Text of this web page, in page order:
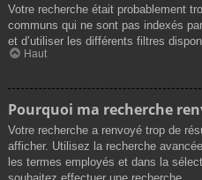
Votre recherche était probablement
communs qui ne sont pas indexés
et d’utiliser les différents filtres
Haut
Pourquoi ma recherche
Votre recherche a renvoyé trop de
afficher. Utilisez la recherche
les termes employés et dans la